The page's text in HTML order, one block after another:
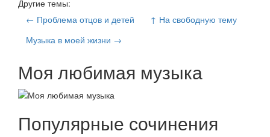
Другие темы:
← Проблема отцов и детей
↑ На свободную тему
Музыка в моей жизни →
Моя любимая музыка
Популярные сочинения